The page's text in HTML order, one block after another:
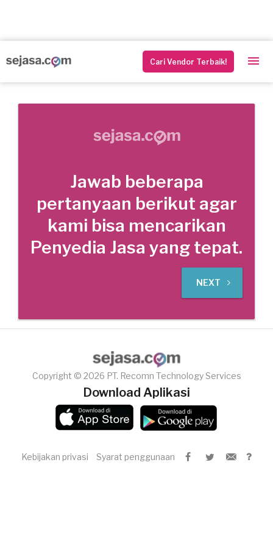
Cari Vendor Terbaik!
Jawab beberapa
pertanyaan berikut agar
kami bisa mencarikan
Penyedia Jasa yang tepat.
NEXT
Copyright © 2026 PT. Recomn Technology Services
Download Aplikasi
Kebijakan privasi Syarat penggunaan